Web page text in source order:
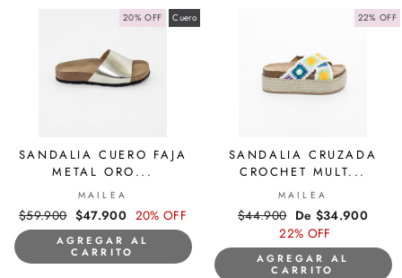
20% OFF Cuero
SANDALIA CUERO FAJA
METAL ORO...
MAILEA
Precio
habitual
$59.900 Precio
de
oferta
$47.900 20% OFF
AGREGAR AL
CARRITO
22% OFF
SANDALIA CRUZADA
CROCHET MULT...
MAILEA
Precio
habitual
$44.900 Precio
de
oferta
De $34.900
22% OFF
AGREGAR AL
CARRITO